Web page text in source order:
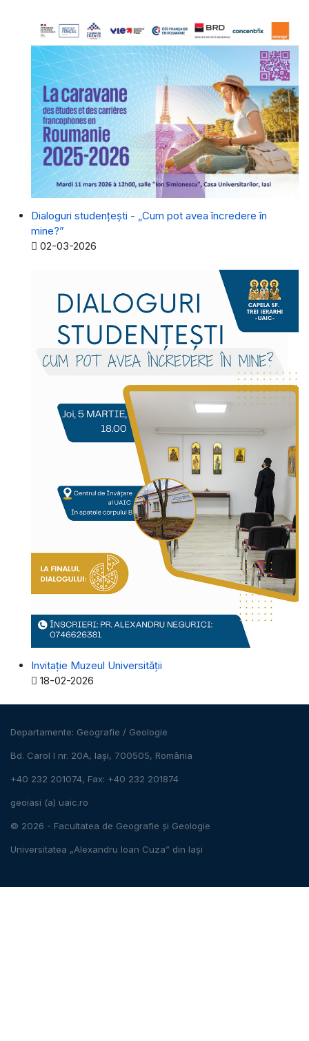
Dialoguri studențești - „Cum pot avea încredere în
mine?”
Detalii
02-03-2026
Invitație Muzeul Universității
Detalii
18-02-2026
Departamente: Geografie / Geologie
Bd. Carol I nr. 20A, Iași, 700505, România
+40 232 201074, Fax: +40 232 201874
geoiasi (a) uaic.ro
© 2026 - Facultatea de Geografie și Geologie
Universitatea „Alexandru Ioan Cuza” din Iași